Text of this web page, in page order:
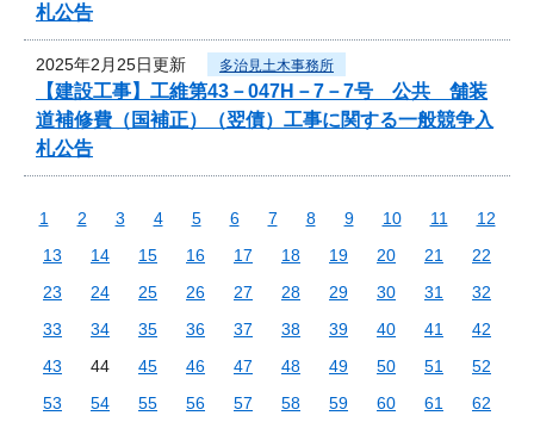
札公告
2025年2月25日更新 多治見土木事務所
【建設工事】工維第43－047H－7－7号 公共 舗装
道補修費（国補正）（翌債）工事に関する一般競争入
札公告
1 2 3 4 5 6 7 8 9 10 11
12
13
14 15 16 17 18 19 20 21
22
23
24 25 26 27 28 29 30 31
32
33
34 35 36 37 38 39 40 41
42
43
44 45 46 47 48 49 50 51
52
53
54 55 56 57 58 59 60 61
62